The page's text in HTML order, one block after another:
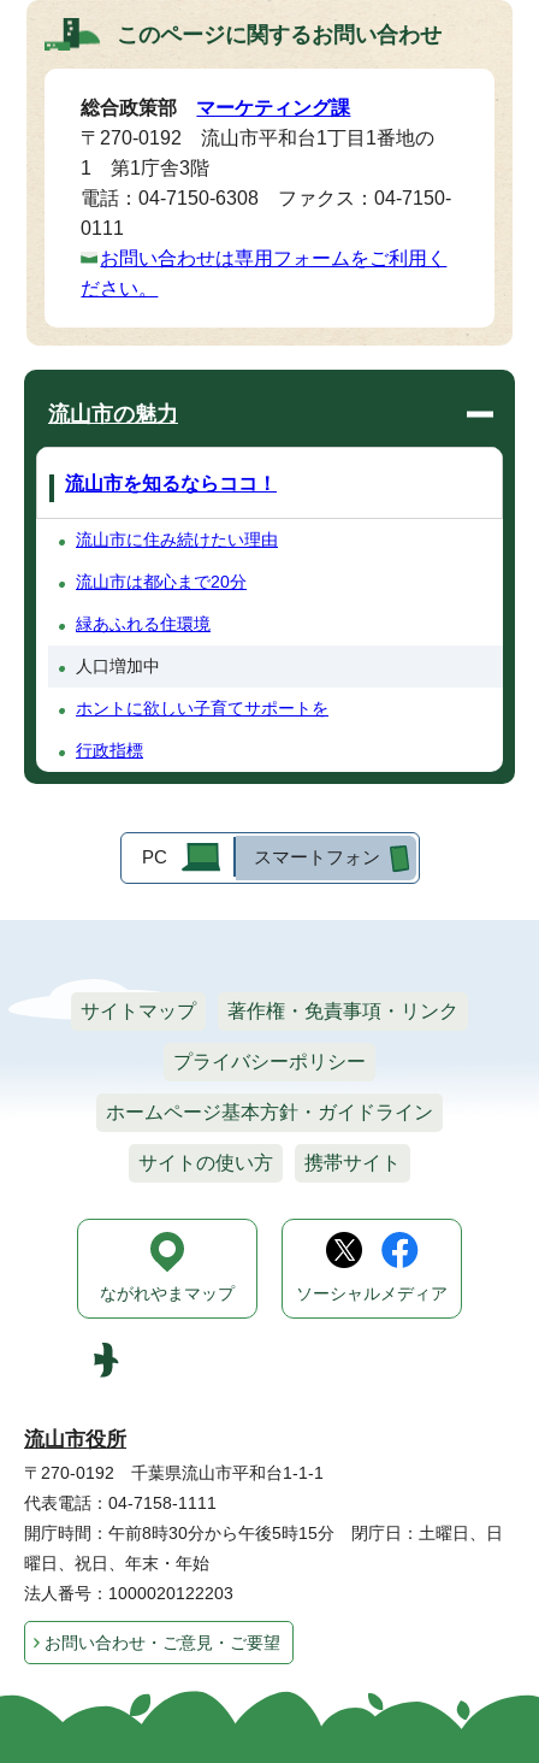
このページに関するお問い合わせ
総合政策部 マーケティング課
〒270-0192 流山市平和台1丁目1番地の
1 第1庁舎3階
電話：04-7150-6308 ファクス：04-7150-
0111
お問い合わせは専用フォームをご利用く
ださい。
流山市の魅力
流山市を知るならココ！
流山市に住み続けたい理由
流山市は都心まで20分
緑あふれる住環境
人口増加中
ホントに欲しい子育てサポートを
行政指標
PC スマートフォン
サイトマップ 著作権・免責事項・リンク
プライバシーポリシー
ホームページ基本方針・ガイドライン
サイトの使い方 携帯サイト
流山市役所
〒270-0192 千葉県流山市平和台1-1-1
代表電話：04-7158-1111
開庁時間：午前8時30分から午後5時15分 閉庁日：土曜日、日
曜日、祝日、年末・年始
法人番号：1000020122203
お問い合わせ・ご意見・ご要望
ながれやまマップ ソーシャルメディア